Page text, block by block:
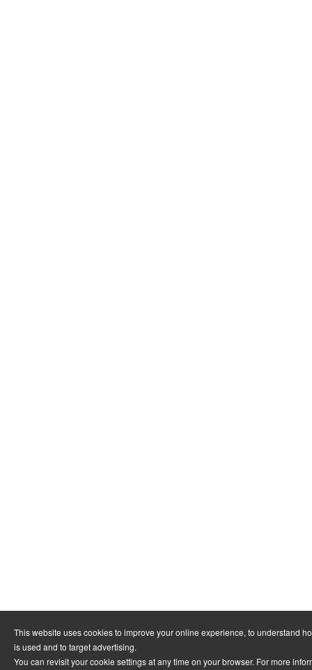
This website uses cookies to improve your online experience, to understand
is used and to target advertising.
You can revisit your cookie settings at any time on your browser. For more